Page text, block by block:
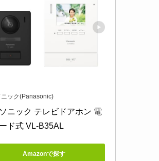
ック(Panasonic)
ニック テレビドアホン 電
ド式 VL-B35AL
Amazonで探す